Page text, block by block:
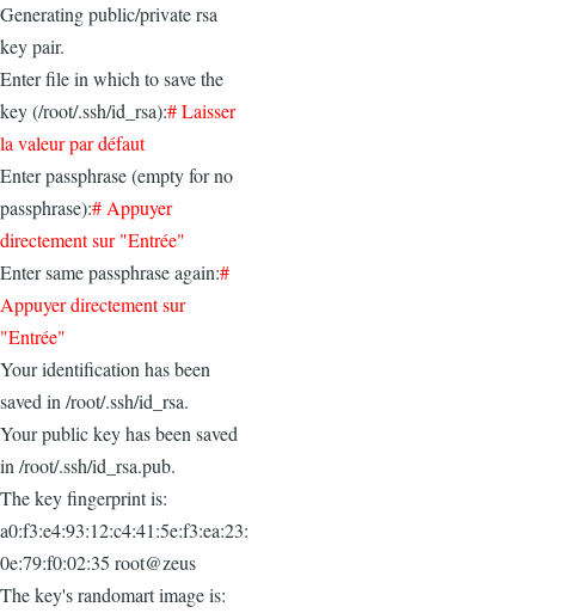
Generating public/private rsa
key pair.
Enter file in which to save the
key (/root/.ssh/id_rsa):# Laisser
la valeur par défaut
Enter passphrase (empty for no
passphrase):# Appuyer
directement sur "Entrée"
Enter same passphrase again:#
Appuyer directement sur
"Entrée"
Your identification has been
saved in /root/.ssh/id_rsa.
Your public key has been saved
in /root/.ssh/id_rsa.pub.
The key fingerprint is:
a0:f3:e4:93:12:c4:41:5e:f3:ea:23:
0e:79:f0:02:35 root@zeus
The key's randomart image is: